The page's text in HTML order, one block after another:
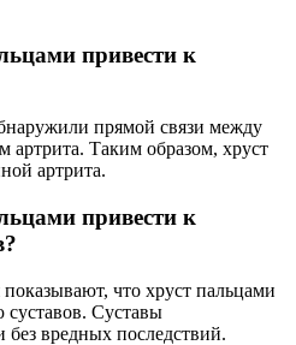
привести к
прямой связи между
артрита. Таким образом, хруст
артрита.
привести к
что хруст пальцами
Суставы
без вредных последствий.